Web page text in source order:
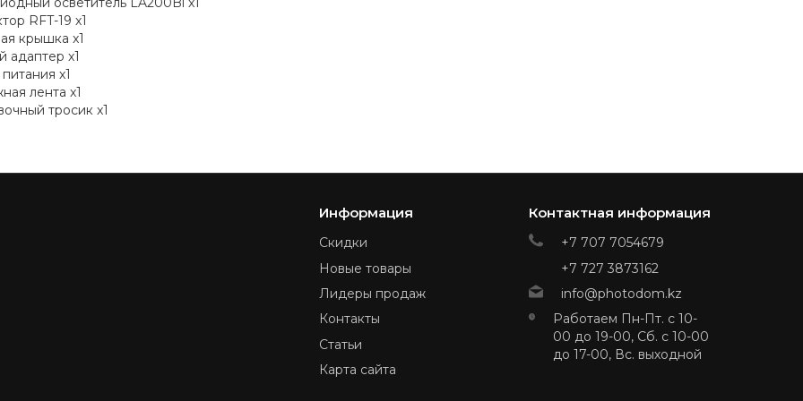
RFT-19 x1
крышка x1
адаптер x1
x1
лента x1
тросик x1
Информация
Скидки
Новые товары
Лидеры продаж
Контакты
Статьи
Карта сайта
Контактная информация
+7 707 7054679
+7 727 3873162
info@photodom.kz
Работаем Пн-Пт. с 10-
00 до 19-00, Сб. с 10-00
до 17-00, Вс. выходной